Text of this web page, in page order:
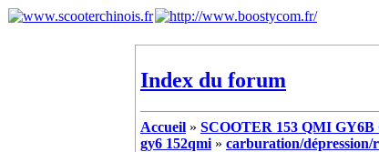
Index du forum
Accueil » SCOOTER 153 QMI GY6B
gy6 152qmi » carburation/